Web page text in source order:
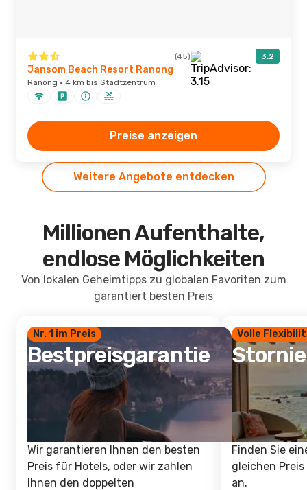
(45) 3.2
Jansom Beach Resort Ranong
Ranong · 4 km bis Stadtzentrum
Preise anzeigen
Weitere Angebote entdecken
Millionen Aufenthalte,
endlose Möglichkeiten
Von lokalen Geheimtipps zu globalen Favoriten zum
garantiert besten Preis
Nr. 1 im Preis
Bestpreisgarantie
Wir garantieren Ihnen den besten
Preis für Hotels, oder wir zahlen
Ihnen den doppelten
Volle
Finden Sie
gleichen
an.